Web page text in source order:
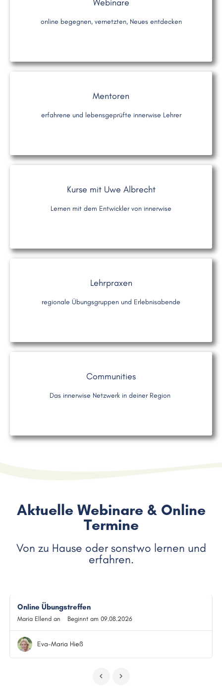
Webinare
online begegnen, vernetzten, Neues entdecken
Mentoren
erfahrene und lebensgeprüfte innerwise Lehrer
Kurse mit Uwe Albrecht
Lernen mit dem Entwickler von innerwise
Lehrpraxen
regionale Übungsgruppen und Erlebnisabende
Communities
Das innerwise Netzwerk in deiner Region
Aktuelle Webinare & Online
Termine
Von zu Hause oder sonstwo lernen und
erfahren.
Online Übungstreffen
Maria Ellend an Beginnt am 09.08.2026
Eva-Maria Hieß